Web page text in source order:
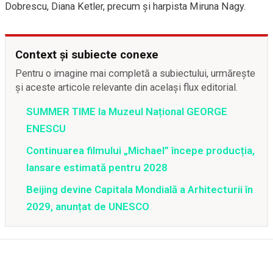
Dobrescu, Diana Ketler, precum şi harpista Miruna Nagy.
Context și subiecte conexe
Pentru o imagine mai completă a subiectului, urmărește
și aceste articole relevante din același flux editorial.
SUMMER TIME la Muzeul Național GEORGE
ENESCU
Continuarea filmului „Michael” începe producția,
lansare estimată pentru 2028
Beijing devine Capitala Mondială a Arhitecturii în
2029, anunțat de UNESCO